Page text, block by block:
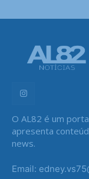
O AL82 é um
apresenta
news.
Email: